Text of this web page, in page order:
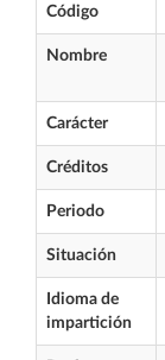
Código
Nombre
Carácter
Créditos
Periodo
Situación
Idioma de
impartición